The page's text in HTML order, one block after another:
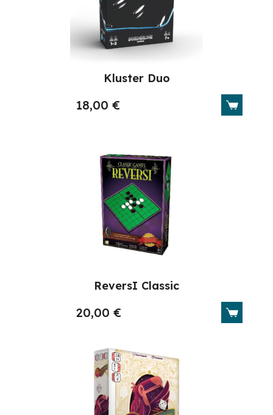
Kluster Duo
18,00€
ReversI Classic
20,00€